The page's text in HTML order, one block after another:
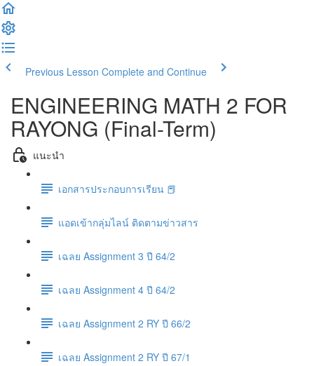
Previous Lesson Complete and Continue
ENGINEERING MATH 2 FOR
RAYONG (Final-Term)
แนะนำ
เอกสารประกอบการเรียน 📕
แอดเข้ากลุ่มไลน์ ติดตามข่าวสาร
เฉลย Assignment 3 ปี 64/2
เฉลย Assignment 4 ปี 64/2
เฉลย Assignment 2 RY ปี 66/2
เฉลย Assignment 2 RY ปี 67/1